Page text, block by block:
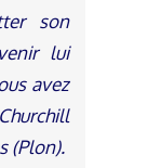
son
lui
avez
(Plon).